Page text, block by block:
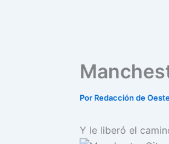
Por Redacción de
Y le liberó el